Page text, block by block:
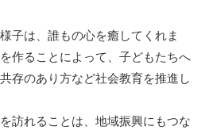
子は、誰もの心を癒してくれま
作ることによって、子どもたちへ
存のあり方など社会教育を推進し
訪れることは、地域振興にもつな